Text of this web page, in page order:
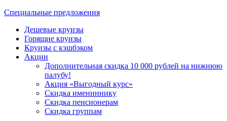
Специальные предложения
Дешевые круизы
Горящие круизы
Круизы с кэшбэком
Акции
Дополнительная скидка 10 000 рублей на нижнюю
палубу!
Акция «Выгодный курс»
Скидка имениннику
Скидка пенсионерам
Скидка группам